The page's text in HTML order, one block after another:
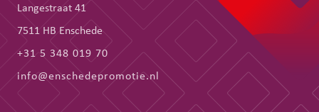
Langestraat 41
7511 HB Enschede
+31 5 348 019 70
info@enschedepromotie.nl